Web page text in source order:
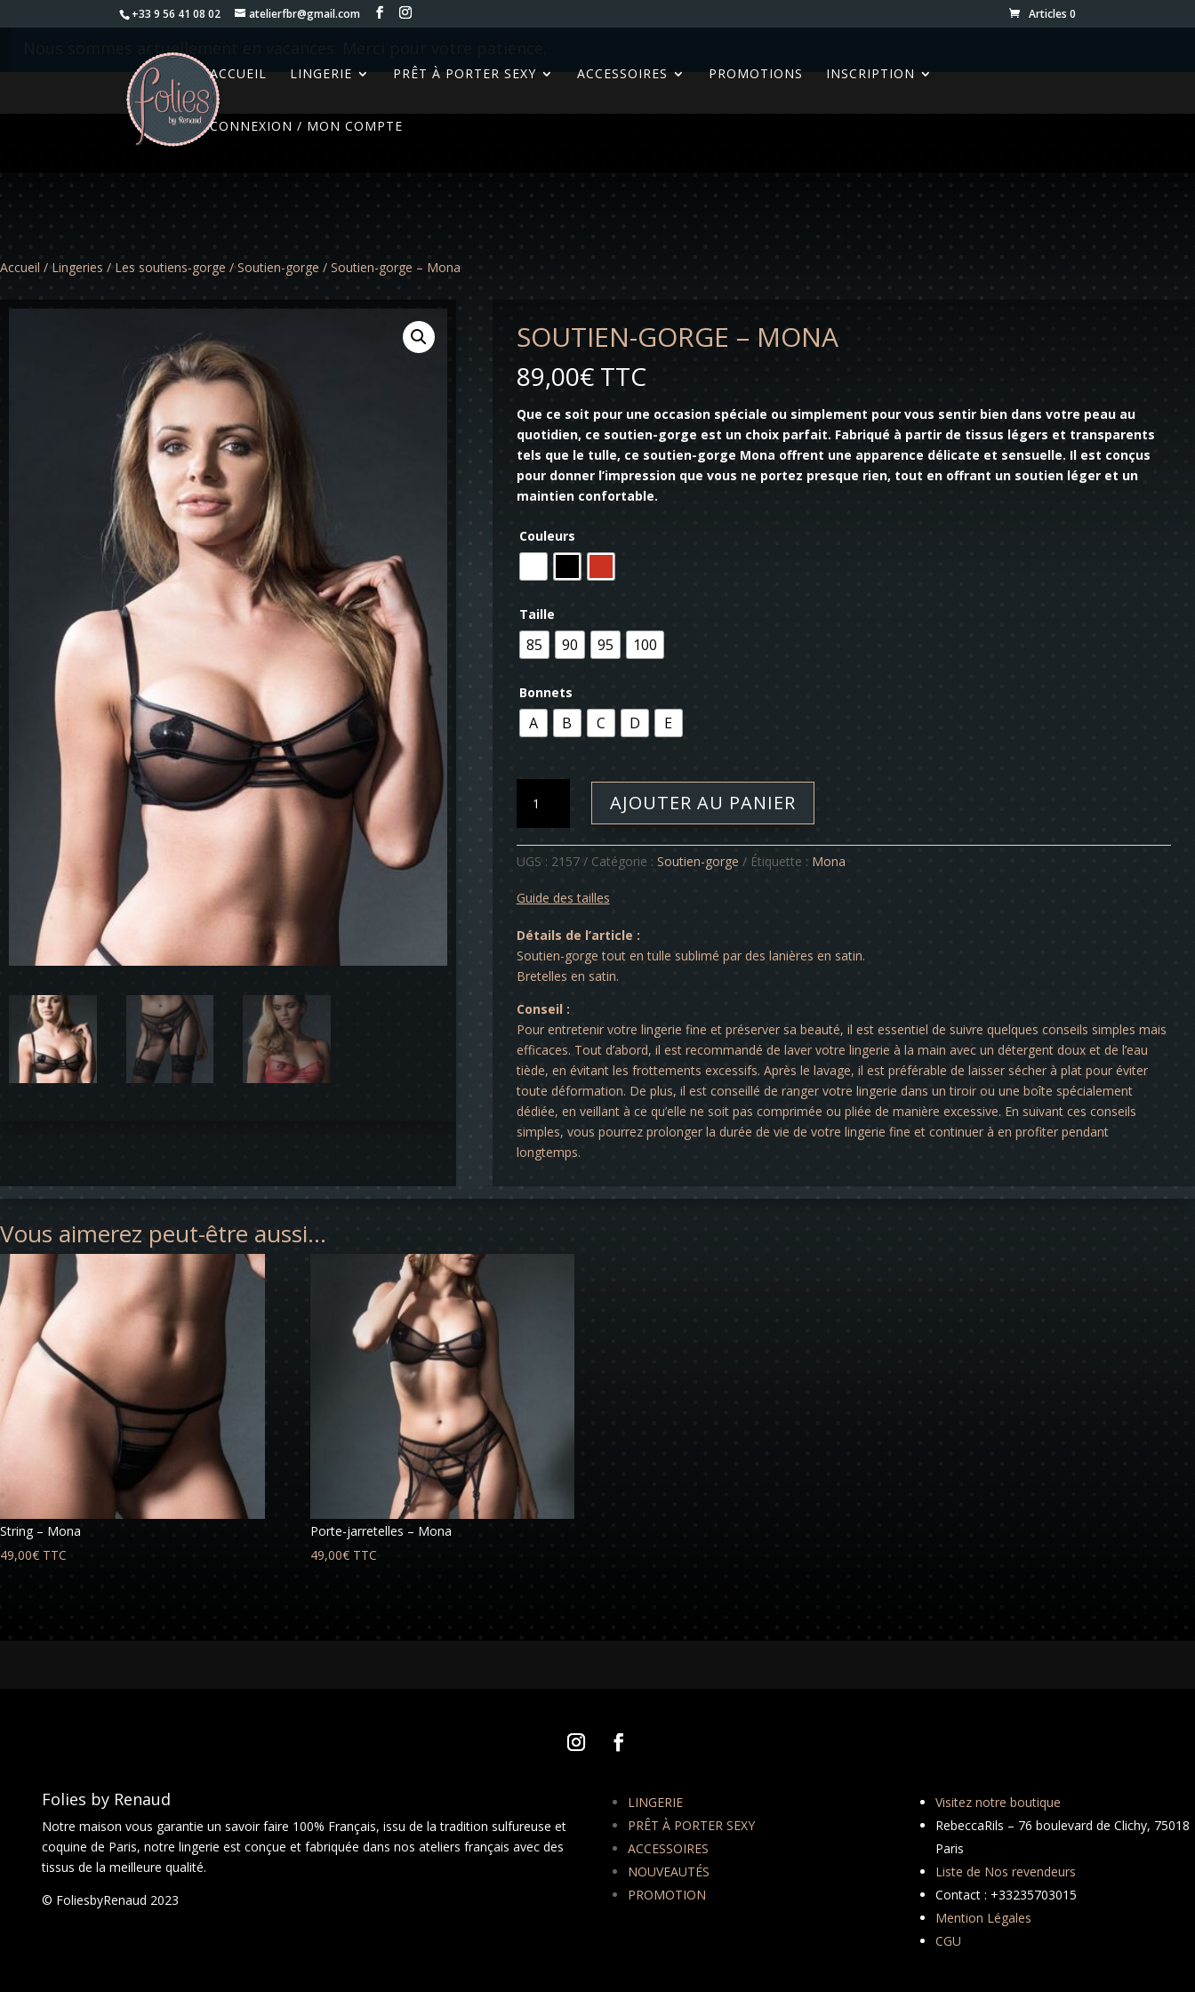
+33 9 56 41 08 02 atelierfbr@gmail.com Articles 0
ACCUEIL LINGERIE PRÊT À PORTER SEXY ACCESSOIRES PROMOTIONS INSCRIPTION
CONNEXION / MON COMPTE
Nous sommes actuellement en vacances. Merci pour votre patience.
Accueil / Lingeries / Les soutiens-gorge / Soutien-gorge / Soutien-gorge – Mona
SOUTIEN-GORGE – MONA
89,00€ TTC
Que ce soit pour une occasion spéciale ou simplement pour vous sentir bien dans votre peau au
quotidien, ce soutien-gorge est un choix parfait. Fabriqué à partir de tissus légers et transparents
tels que le tulle, ce soutien-gorge Mona offrent une apparence délicate et sensuelle. Il est conçus
pour donner l’impression que vous ne portez presque rien, tout en offrant un soutien léger et un
maintien confortable.
Couleurs
Taille
85 90 95 100
Bonnets
A B C D E
Soutien-
gorge
-
Mona
AJOUTER AU PANIER
UGS : 2157 Catégorie : Soutien-gorge Étiquette : Mona
Guide des tailles
Détails de l’article :
Soutien-gorge tout en tulle sublimé par des lanières en satin.
Bretelles en satin.
Conseil :
Pour entretenir votre lingerie fine et préserver sa beauté, il est essentiel de suivre quelques conseils simples mais
efficaces. Tout d’abord, il est recommandé de laver votre lingerie à la main avec un détergent doux et de l’eau
tiède, en évitant les frottements excessifs. Après le lavage, il est préférable de laisser sécher à plat pour éviter
toute déformation. De plus, il est conseillé de ranger votre lingerie dans un tiroir ou une boîte spécialement
dédiée, en veillant à ce qu’elle ne soit pas comprimée ou pliée de manière excessive. En suivant ces conseils
simples, vous pourrez prolonger la durée de vie de votre lingerie fine et continuer à en profiter pendant
longtemps.
Vous aimerez peut-être aussi…
String – Mona
49,00€ TTC
Porte-jarretelles – Mona
49,00€ TTC
Folies by Renaud
Notre maison vous garantie un savoir faire 100% Français, issu de la tradition sulfureuse et
coquine de Paris, notre lingerie est conçue et fabriquée dans nos ateliers français avec des
tissus de la meilleure qualité.
© FoliesbyRenaud 2023
LINGERIE
PRÊT À PORTER SEXY
ACCESSOIRES
NOUVEAUTÉS
PROMOTION
Visitez notre boutique
RebeccaRils – 76 boulevard de Clichy, 75018
Paris
Liste de Nos revendeurs
Contact : +33235703015
Mention Légales
CGU